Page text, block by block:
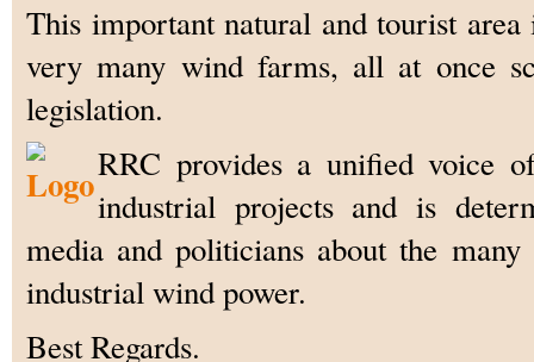
This important natural and tourist
very many wind farms, all at once
legislation.
RRC provides a unified voice
industrial projects and is
media and politicians about the
industrial wind power.
Best Regards.